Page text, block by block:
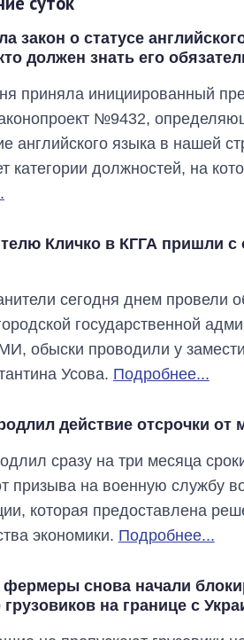
закон о статусе
должен знать его
приняла инициированный
№9432,
английского языка в нашей
категории должностей, на
Кличко в КГГА пришли с
сегодня днем провели
государственной
обыски проводили у
Усова. Подробнее...
действие отсрочки от
сразу на три месяца
призыва на военную службу
которая предоставлена
экономики. Подробнее...
снова начали
на границе с